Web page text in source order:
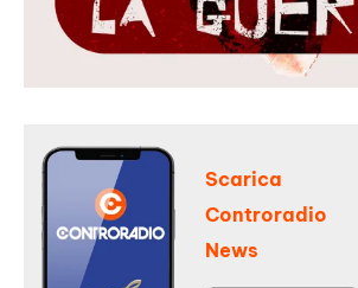
Scarica
Controradio
News